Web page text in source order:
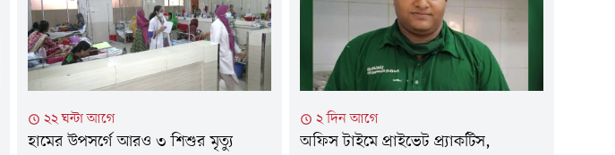
২২ ঘন্টা আগে
হামের উপসর্গে আরও ৩ শিশুর মৃত্যু
২ দিন আগে
অফিস টাইমে প্রাইভেট প্র্যাকটিস,